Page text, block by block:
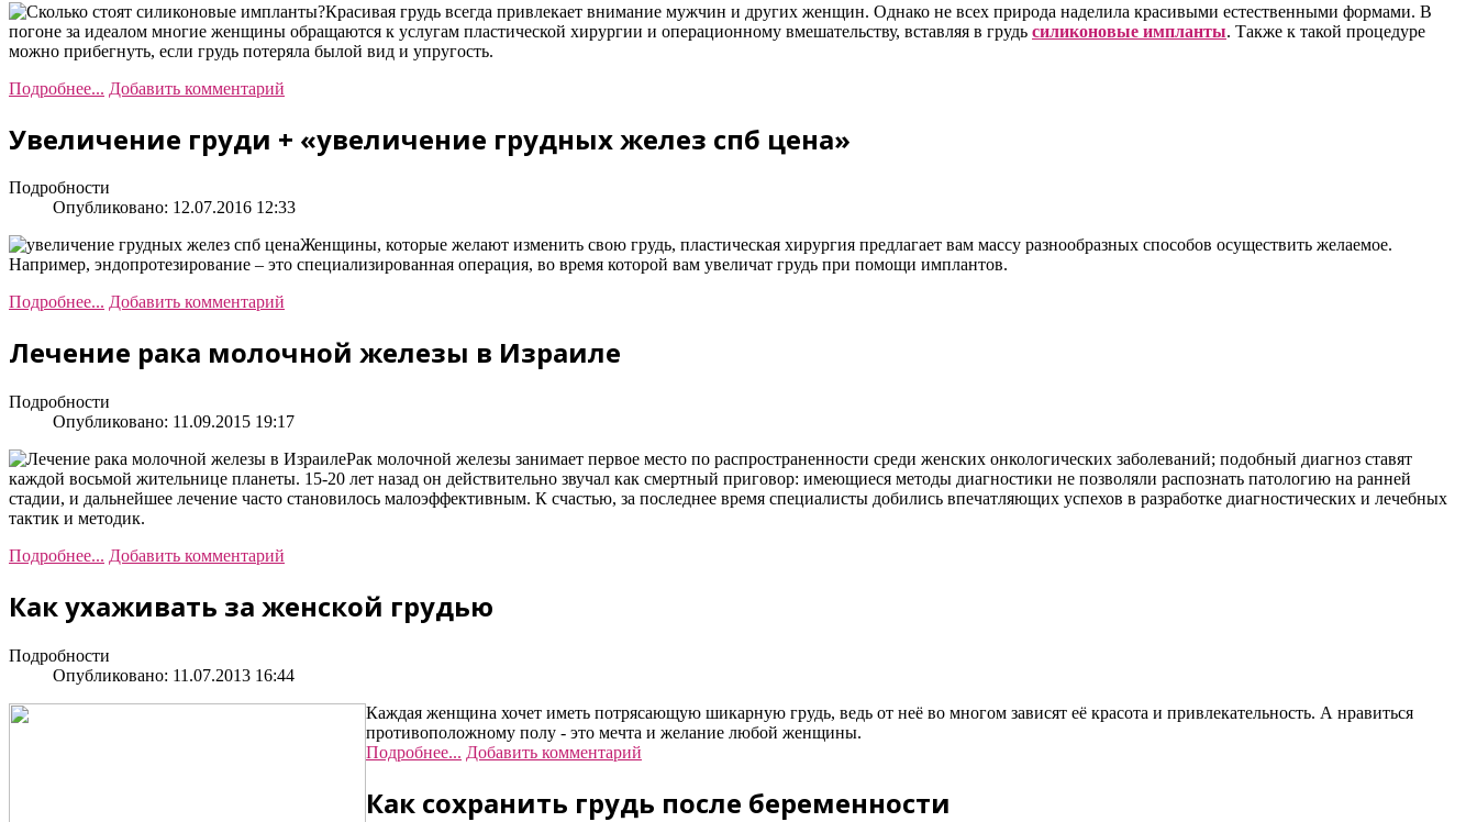
Красивая грудь всегда привлекает внимание мужчин и других женщин. Однако не всех природа наделила красивыми естественными формами. В
погоне за идеалом многие женщины обращаются к услугам пластической хирургии и операционному вмешательству, вставляя в грудь силиконовые импланты. Также к такой процедуре
можно прибегнуть, если грудь потеряла былой вид и упругость.
Подробнее... Добавить комментарий
Увеличение груди + «увеличение грудных желез спб цена»
Подробности
Опубликовано: 12.07.2016 12:33
Женщины, которые желают изменить свою грудь, пластическая хирургия предлагает вам массу разнообразных способов осуществить желаемое.
Например, эндопротезирование – это специализированная операция, во время которой вам увеличат грудь при помощи имплантов.
Подробнее... Добавить комментарий
Лечение рака молочной железы в Израиле
Подробности
Опубликовано: 11.09.2015 19:17
Рак молочной железы занимает первое место по распространенности среди женских онкологических заболеваний; подобный диагноз ставят
каждой восьмой жительнице планеты. 15-20 лет назад он действительно звучал как смертный приговор: имеющиеся методы диагностики не позволяли распознать патологию на ранней
стадии, и дальнейшее лечение часто становилось малоэффективным. К счастью, за последнее время специалисты добились впечатляющих успехов в разработке диагностических и лечебных
тактик и методик.
Подробнее... Добавить комментарий
Как ухаживать за женской грудью
Подробности
Опубликовано: 11.07.2013 16:44
Каждая женщина хочет иметь потрясающую шикарную грудь, ведь от неё во многом зависят её красота и привлекательность. А нравиться
противоположному полу - это мечта и желание любой женщины.
Подробнее... Добавить комментарий
Как сохранить грудь после беременности